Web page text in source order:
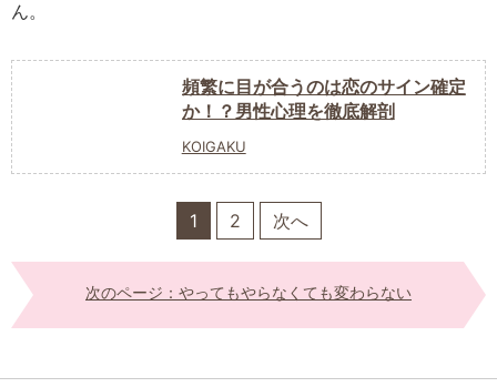
ん。
頻繁に目が合うのは恋のサイン確定
か！？男性心理を徹底解剖
KOIGAKU
1 2 次へ
次のページ：やってもやらなくても変わらない